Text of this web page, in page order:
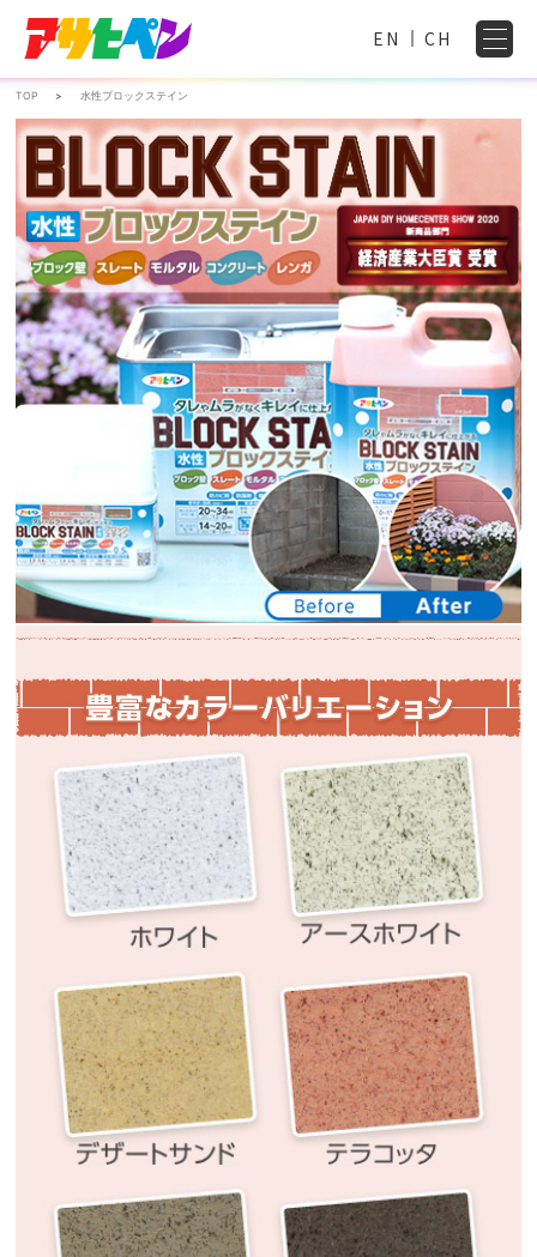
EN CH
TOP 水性ブロックステイン